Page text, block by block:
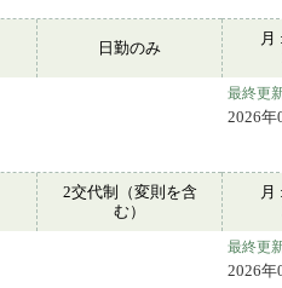
日勤のみ
月
最終更
2026年
2交代制（変則を含
む）
月
最終更
2026年